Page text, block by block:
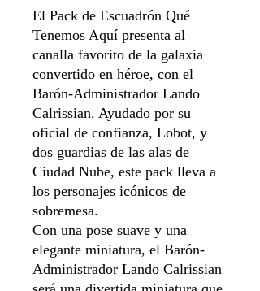
El Pack de Escuadrón Qué
Tenemos Aquí presenta al
canalla favorito de la galaxia
convertido en héroe, con el
Barón-Administrador Lando
Calrissian. Ayudado por su
oficial de confianza, Lobot, y
dos guardias de las alas de
Ciudad Nube, este pack lleva a
los personajes icónicos de
sobremesa.
Con una pose suave y una
elegante miniatura, el Barón-
Administrador Lando Calrissian